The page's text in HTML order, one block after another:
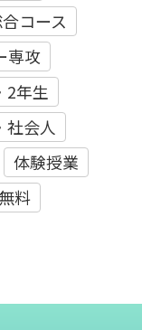
コース
専攻
2年生
社会人
体験授業
無料